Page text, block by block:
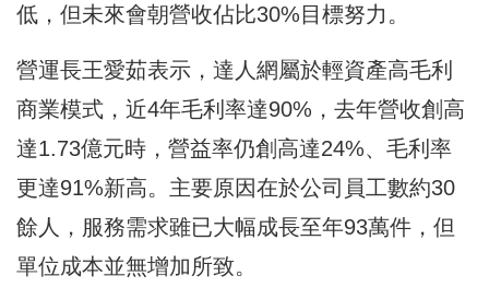
低，但未來會朝營收佔比30%目標努力。
營運長王愛茹表示，達人網屬於輕資產高毛利
商業模式，近4年毛利率達90%，去年營收創高
達1.73億元時，營益率仍創高達24%、毛利率
更達91%新高。主要原因在於公司員工數約30
餘人，服務需求雖已大幅成長至年93萬件，但
單位成本並無增加所致。